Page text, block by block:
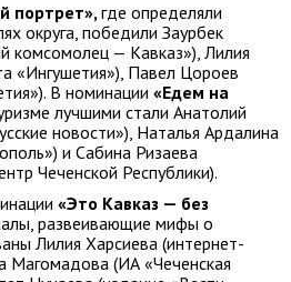
портрет»,где определяли
округа, победили Заурбек
комсомолец — Кавказ»), Лилия
«Ингушетия»), Павел Цороев
В номинации «Едем на
лучшими стали Анатолий
новости»), Наталья Ардалина
и Сабина Ризаева
Чеченской Республики).
«Это Кавказ — без
развеивающие мифы о
Лилия Харсиева (интернет-
Магомадова (ИА «Чеченская